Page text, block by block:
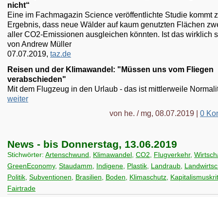
nicht“
Eine im Fachmagazin Science veröffentlichte Studie kommt
Ergebnis, dass neue Wälder auf kaum genutzten Flächen
aller CO2-Emissionen ausgleichen könnten. Ist das wirklich
von Andrew Müller
07.07.2019, taz.de
Reisen und der Klimawandel: "Müssen uns vom Fliegen
verabschieden"
Mit dem Flugzeug in den Urlaub - das ist mittlerweile
weiter
von he. / mg, 08.07.2019 | 0
News - bis Donnerstag, 13.06.2019
Stichwörter: Artenschwund Klimawandel CO2 Flugverkehr,
GreenEconomy, Staudamm Indigene Plastik Landraub
Politik Subventionen Brasilien Boden Klimaschutz
Fairtrade